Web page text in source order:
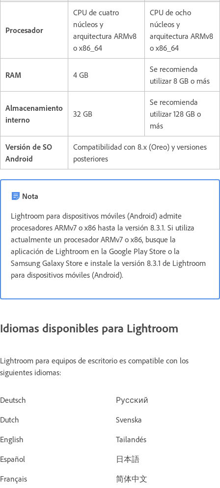
Procesador
CPU de cuatro
núcleos y
arquitectura ARMv8
o x86_64
CPU de ocho
núcleos y
arquitectura ARMv8
o x86_64
RAM 4 GB
Se recomienda
utilizar 8 GB o más
Almacenamiento
interno
32 GB
Se recomienda
utilizar 128 GB o
más
Versión de SO
Android
Compatibilidad con 8.x (Oreo) y versiones
posteriores
Nota
Lightroom para dispositivos móviles (Android) admite
procesadores ARMv7 o x86 hasta la versión 8.3.1. Si utiliza
actualmente un procesador ARMv7 o x86, busque la
aplicación de Lightroom en la Google Play Store o la
Samsung Galaxy Store e instale la versión 8.3.1 de Lightroom
para dispositivos móviles (Android).
Idiomas disponibles para Lightroom
Lightroom para equipos de escritorio es compatible con los
siguientes idiomas:
Deutsch
Dutch
English
Español
Français
Русский
Svenska
Tailandés
日本語
简体中文